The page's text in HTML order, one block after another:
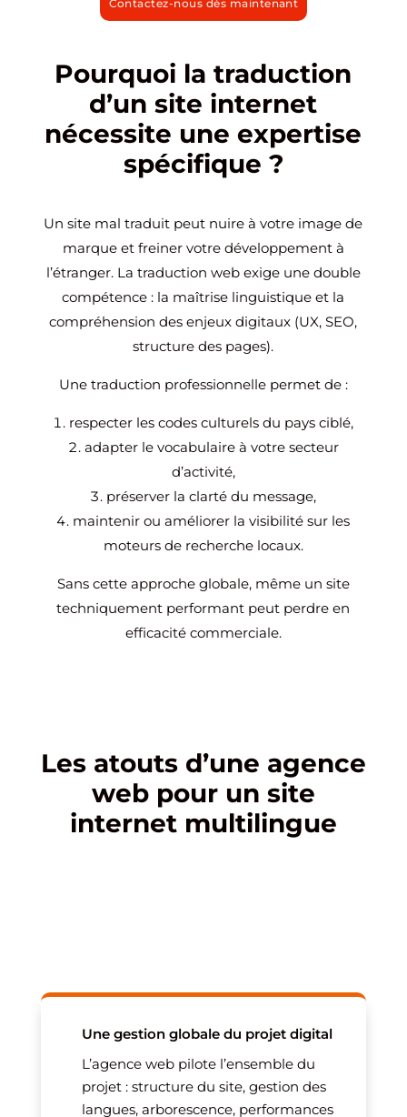
Contactez-nous dès maintenant
Pourquoi la traduction
d’un site internet
nécessite une expertise
spécifique ?
Un site mal traduit peut nuire à votre image de
marque et freiner votre développement à
l’étranger. La traduction web exige une double
compétence : la maîtrise linguistique et la
compréhension des enjeux digitaux (UX, SEO,
structure des pages).
Une traduction professionnelle permet de :
respecter les codes culturels du pays ciblé,
adapter le vocabulaire à votre secteur
d’activité,
préserver la clarté du message,
maintenir ou améliorer la visibilité sur les
moteurs de recherche locaux.
Sans cette approche globale, même un site
techniquement performant peut perdre en
efficacité commerciale.
Les atouts d’une agence
web pour un site
internet multilingue
Une gestion globale du projet digital
L’agence web pilote l’ensemble du
projet : structure du site, gestion des
langues, arborescence, performances